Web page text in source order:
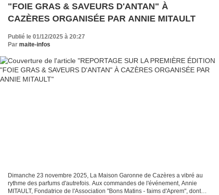
"FOIE GRAS & SAVEURS D'ANTAN" À
CAZÈRES ORGANISÉE PAR ANNIE MITAULT
Publié le 01/12/2025 à 20:27
Par maite-infos
Dimanche 23 novembre 2025, La Maison Garonne de Cazères a vibré au
rythme des parfums d'autrefois. Aux commandes de l'événement, Annie
MITAULT, Fondatrice de l'Association "Bons Matins - faims d'Aprem", dont